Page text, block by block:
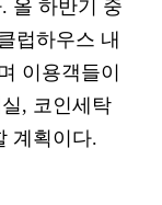
올 하반기 중
럽하우스 내
이용객들이
, 코인세탁
계획이다.